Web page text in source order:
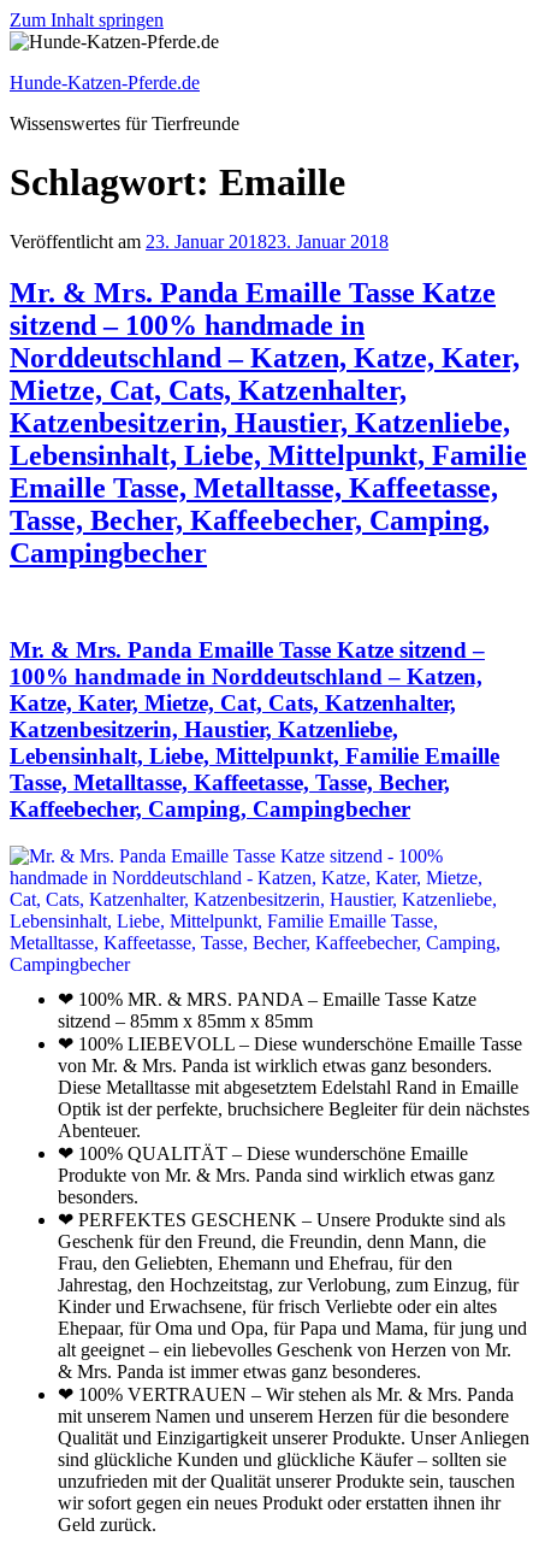
Zum Inhalt springen
Hunde-Katzen-Pferde.de
Wissenswertes für Tierfreunde
Schlagwort: Emaille
Veröffentlicht am 23. Januar 201823. Januar 2018
Mr. & Mrs. Panda Emaille Tasse Katze
sitzend – 100% handmade in
Norddeutschland – Katzen, Katze, Kater,
Mietze, Cat, Cats, Katzenhalter,
Katzenbesitzerin, Haustier, Katzenliebe,
Lebensinhalt, Liebe, Mittelpunkt, Familie
Emaille Tasse, Metalltasse, Kaffeetasse,
Tasse, Becher, Kaffeebecher, Camping,
Campingbecher
Mr. & Mrs. Panda Emaille Tasse Katze sitzend –
100% handmade in Norddeutschland – Katzen,
Katze, Kater, Mietze, Cat, Cats, Katzenhalter,
Katzenbesitzerin, Haustier, Katzenliebe,
Lebensinhalt, Liebe, Mittelpunkt, Familie Emaille
Tasse, Metalltasse, Kaffeetasse, Tasse, Becher,
Kaffeebecher, Camping, Campingbecher
❤ 100% MR. & MRS. PANDA – Emaille Tasse Katze
sitzend – 85mm x 85mm x 85mm
❤ 100% LIEBEVOLL – Diese wunderschöne Emaille Tasse
von Mr. & Mrs. Panda ist wirklich etwas ganz besonders.
Diese Metalltasse mit abgesetztem Edelstahl Rand in Emaille
Optik ist der perfekte, bruchsichere Begleiter für dein nächstes
Abenteuer.
❤ 100% QUALITÄT – Diese wunderschöne Emaille
Produkte von Mr. & Mrs. Panda sind wirklich etwas ganz
besonders.
❤ PERFEKTES GESCHENK – Unsere Produkte sind als
Geschenk für den Freund, die Freundin, denn Mann, die
Frau, den Geliebten, Ehemann und Ehefrau, für den
Jahrestag, den Hochzeitstag, zur Verlobung, zum Einzug, für
Kinder und Erwachsene, für frisch Verliebte oder ein altes
Ehepaar, für Oma und Opa, für Papa und Mama, für jung und
alt geeignet – ein liebevolles Geschenk von Herzen von Mr.
& Mrs. Panda ist immer etwas ganz besonderes.
❤ 100% VERTRAUEN – Wir stehen als Mr. & Mrs. Panda
mit unserem Namen und unserem Herzen für die besondere
Qualität und Einzigartigkeit unserer Produkte. Unser Anliegen
sind glückliche Kunden und glückliche Käufer – sollten sie
unzufrieden mit der Qualität unserer Produkte sein, tauschen
wir sofort gegen ein neues Produkt oder erstatten ihnen ihr
Geld zurück.